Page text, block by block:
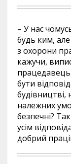
– У нас
будь ким,
з охорони
кажучи,
бути
належних
безпечні?
усім
добрий